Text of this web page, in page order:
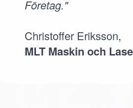
Företag."
Christoffer Eriksson,
MLT Maskin och